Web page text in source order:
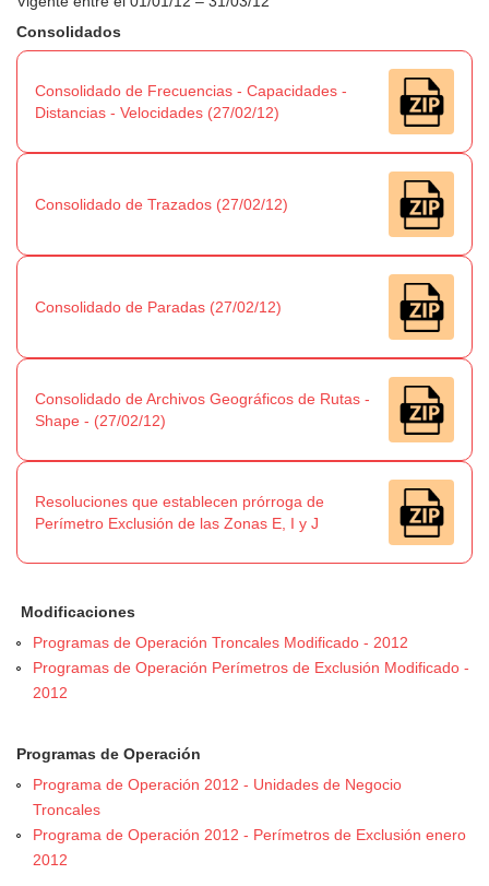
Consolidados
Consolidado de Frecuencias - Capacidades -
Distancias - Velocidades (27/02/12)
Consolidado de Trazados (27/02/12)
Consolidado de Paradas (27/02/12)
Consolidado de Archivos Geográficos de Rutas -
Shape - (27/02/12)
Resoluciones que establecen prórroga de
Perímetro Exclusión de las Zonas E, I y J
Modificaciones
Programas de Operación Troncales Modificado - 2012
Programas de Operación Perímetros de Exclusión Modificado -
2012
Programas de Operación
Programa de Operación 2012 - Unidades de Negocio
Troncales
Programa de Operación 2012 - Perímetros de Exclusión enero
2012